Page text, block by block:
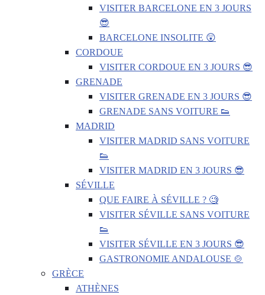
VISITER BARCELONE EN 3 JOURS
😎
BARCELONE INSOLITE 😲
CORDOUE
VISITER CORDOUE EN 3 JOURS 😎
GRENADE
VISITER GRENADE EN 3 JOURS 😎
GRENADE SANS VOITURE 👟
MADRID
VISITER MADRID SANS VOITURE
👟
VISITER MADRID EN 3 JOURS 😎
SÉVILLE
QUE FAIRE À SÉVILLE ? 🧐
VISITER SÉVILLE SANS VOITURE
👟
VISITER SÉVILLE EN 3 JOURS 😎
GASTRONOMIE ANDALOUSE 🍲
GRÈCE
ATHÈNES